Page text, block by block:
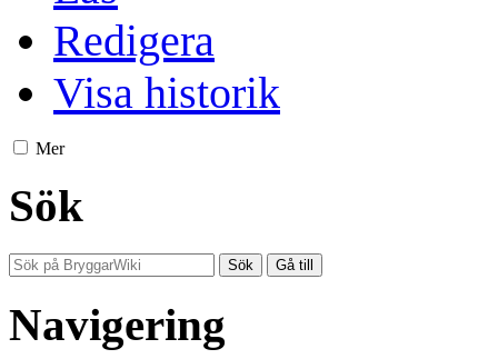
Redigera
Visa historik
Mer
Sök
Navigering